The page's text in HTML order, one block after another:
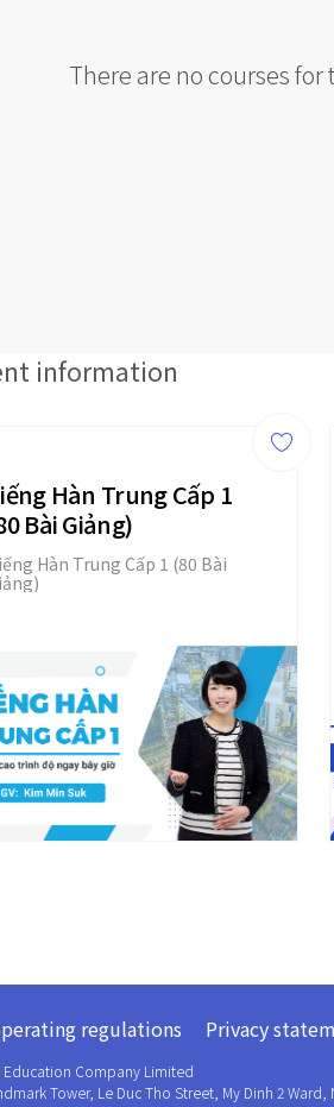
There are no courses
information
Hàn Trung Cấp 1
Bài Giảng)
Hàn Trung Cấp 1 (80 Bài
regulations Privacy
Company Limited
Tower, Le Duc Tho Street, My Dinh 2